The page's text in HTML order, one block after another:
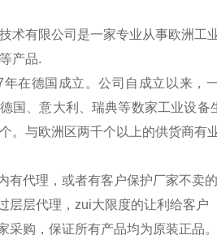
术有限公司是一家专业从事欧洲工
产品.
年在德国成立。公司自成立以来，
国、意大利、瑞典等数家工业设
。与欧洲区两千个以上的供货商有
有代理，或者有客户保护厂家不卖
层层代理，zui大限度的让利给客户
采购，保证所有产品均为原装正品。